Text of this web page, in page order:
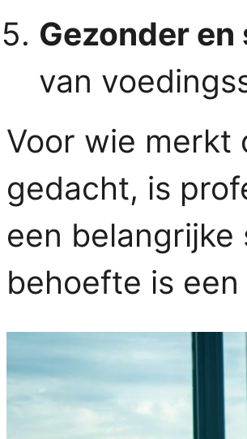
Gezonder
van
Voor wie merkt
gedacht, is
een
behoefte is